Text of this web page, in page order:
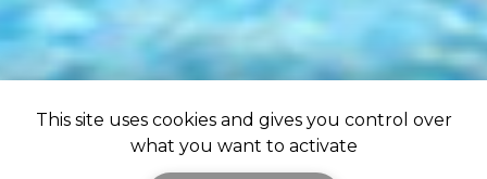
This site uses cookies and gives you control over
what you want to activate